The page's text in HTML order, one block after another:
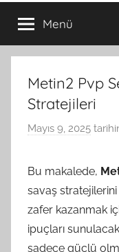
Menü
Metin2 Pvp
Stratejileri
Mayıs 9, 2025
Bu makalede,
savaş
zafer kazanmak
ipuçları
sadece güçlü